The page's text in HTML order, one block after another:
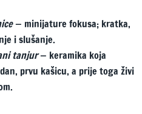
— minijature fokusa; kratka,
i slušanje.
tanjur— keramika koja
prvu kašicu, a prije toga živi